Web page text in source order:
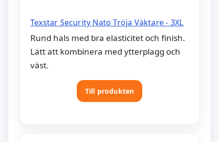
Texstar Security Nato Tröja Väktare - 3XL
Rund hals med bra elasticitet och finish.
Lätt att kombinera med ytterplagg och
väst.
Till produkten